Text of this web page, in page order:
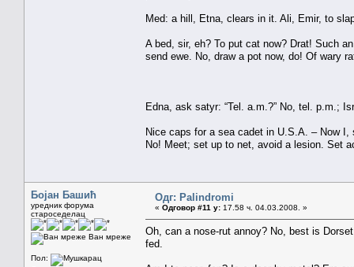
Med: a hill, Etna, clears in it. Ali, Emir, to
A bed, sir, eh? To put cat now? Drat! Such
send ewe. No, draw a pot now, do! Of wary
Edna, ask satyr: “Tel. a.m.?” No, tel. p.m.;
Nice caps for a sea cadet in U.S.A. – Now
No! Meet; set up to net, avoid a lesion. Set
Бојан Башић
уредник форума
староседелац
Ван мреже
Пол:
Одг: Palindromi
« Одговор #11 у: 17.58 ч. 04.03.2008. »
Oh, can a nose-rut annoy? No, best is
fed.